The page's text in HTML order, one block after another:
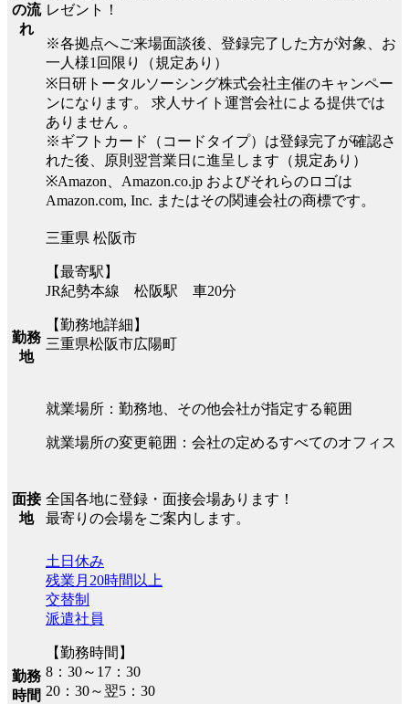
の流
れ
レゼント！
※各拠点へご来場面談後、登録完了した方が対象、お
一人様1回限り（規定あり）
※日研トータルソーシング株式会社主催のキャンペー
ンになります。 求人サイト運営会社による提供では
ありません 。
※ギフトカード（コードタイプ）は登録完了が確認さ
れた後、原則翌営業日に進呈します（規定あり）
※Amazon、Amazon.co.jp およびそれらのロゴは
Amazon.com, Inc. またはその関連会社の商標です。
勤務
地
三重県 松阪市
【最寄駅】
JR紀勢本線 松阪駅 車20分
【勤務地詳細】
三重県松阪市広陽町
就業場所：勤務地、その他会社が指定する範囲
就業場所の変更範囲：会社の定めるすべてのオフィス
面接
地
全国各地に登録・面接会場あります！
最寄りの会場をご案内します。
勤務
時間
土日休み
残業月20時間以上
交替制
派遣社員
【勤務時間】
8：30～17：30
20：30～翌5：30